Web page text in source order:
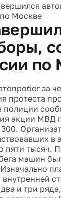
Москве
по
за
протеста
полиции
акции МВД
пяти тысяч.
машин
и три